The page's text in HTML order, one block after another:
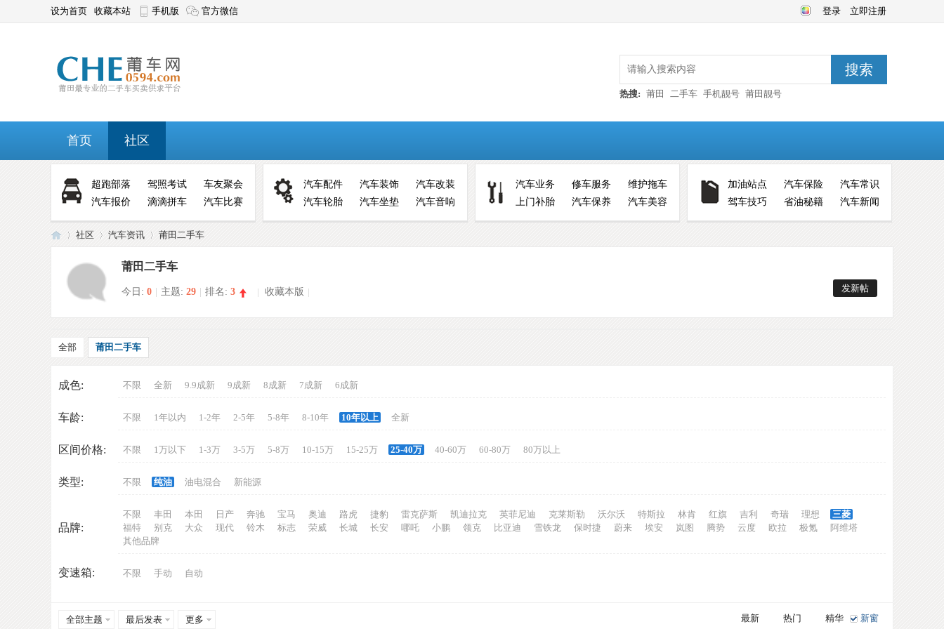
设为首页 收藏本站 手机版 官方微信 登录 立即注册
搜索
热搜: 莆田 二手车 手机靓号 莆田靓号
首页 社区
超跑部落 驾照考试
车友聚会
汽车报价
滴滴拼车 汽车比赛
汽车配件 汽车装饰
汽车改装
汽车轮胎
汽车坐垫 汽车音响
汽车业务 修车服务
维护拖车
上门补胎
汽车保养 汽车美容
加油站点 汽车保险
汽车常识
驾车技巧
省油秘籍 汽车新闻
网
社区
›
汽车资讯
›
莆田二手车
莆田二手车
今日: 0 主题: 29 排名: 3 | 收藏本版 | 发新帖
全部 莆田二手车
成色: 不限 全新 9.9成新 9成新 8成新 7成新 6成新
车龄: 不限 1年以内 1-2年 2-5年 5-8年 8-10年 10年以上 全新
区间价格: 不限 1万以下 1-3万 3-5万 5-8万 10-15万 15-25万 25-40万 40-60万 60-80万 80万以上
类型: 不限 纯油 油电混合 新能源
品牌:
不限 丰田 本田 日产 奔驰 宝马 奥迪 路虎 捷豹 雷克萨斯 凯迪拉克 英菲尼迪 克莱斯勒 沃尔沃 特斯拉 林肯 红旗 吉利 奇瑞 理想
三菱
福特
别克 大众 现代 铃木 标志 荣威 长城 长安 哪吒 小鹏 领克 比亚迪 雪铁龙 保时捷 蔚来 埃安 岚图 腾势 云度 欧拉 极氪
阿维塔
其他品牌
变速箱: 不限 手动 自动
全部主题 最后发表 更多 最新 热门 精华 新窗